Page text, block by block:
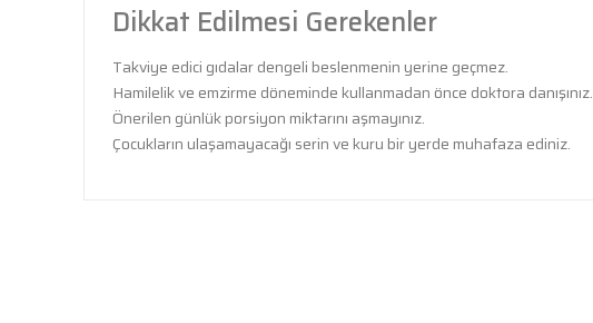
Dikkat Edilmesi Gerekenler
Takviye edici gıdalar dengeli beslenmenin yerine geçmez.
Hamilelik ve emzirme döneminde kullanmadan önce doktora danışınız.
Önerilen günlük porsiyon miktarını aşmayınız.
Çocukların ulaşamayacağı serin ve kuru bir yerde muhafaza ediniz.